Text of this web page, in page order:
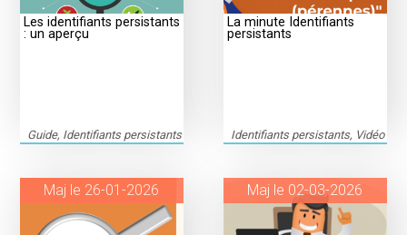
Les identifiants persistants
: un aperçu
Guide, Identifiants persistants
La minute Identifiants
persistants
Identifiants persistants, Vidéo
Maj le 26-01-2026 Maj le 02-03-2026